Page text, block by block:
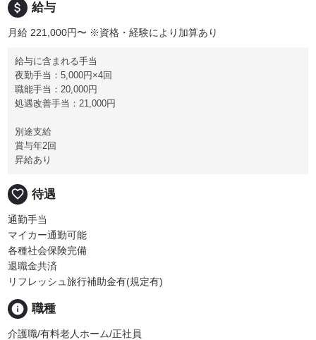
attach_money 給与
月給 221,000円〜 ※資格・経験により加算あり
給与に含まれる手当
夜勤手当：5,000円×4回
職能手当：20,000円
処遇改善手当：21,000円
別途支給
賞与年2回
昇給あり
favorite_border 待遇
通勤手当
マイカー通勤可能
各種社会保険完備
退職金共済
リフレッシュ旅行補助金有(規定有)
info 職種
介護職/有料老人ホーム/正社員